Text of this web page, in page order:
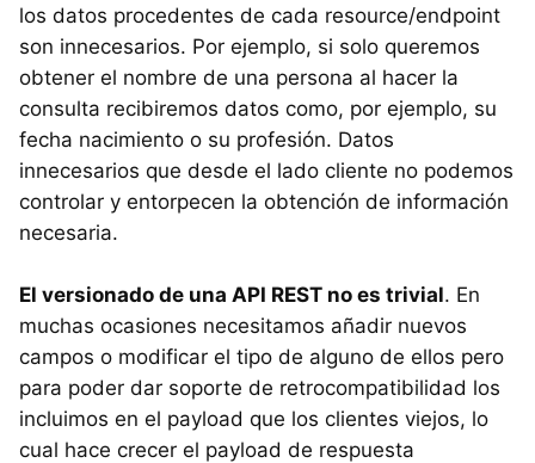
los datos procedentes de cada resource/endpoint
son innecesarios. Por ejemplo, si solo queremos
obtener el nombre de una persona al hacer la
consulta recibiremos datos como, por ejemplo, su
fecha nacimiento o su profesión. Datos
innecesarios que desde el lado cliente no podemos
controlar y entorpecen la obtención de información
necesaria.
El versionado de una API REST no es trivial. En
muchas ocasiones necesitamos añadir nuevos
campos o modificar el tipo de alguno de ellos pero
para poder dar soporte de retrocompatibilidad los
incluimos en el payload que los clientes viejos, lo
cual hace crecer el payload de respuesta